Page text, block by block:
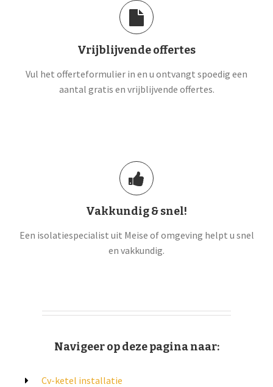
Vrijblijvende offertes
Vul het offerteformulier in en u ontvangt spoedig een
aantal gratis en vrijblijvende offertes.
Vakkundig & snel!
Een isolatiespecialist uit Meise of omgeving helpt u snel
en vakkundig.
Navigeer op deze pagina naar:
Cv-ketel installatie